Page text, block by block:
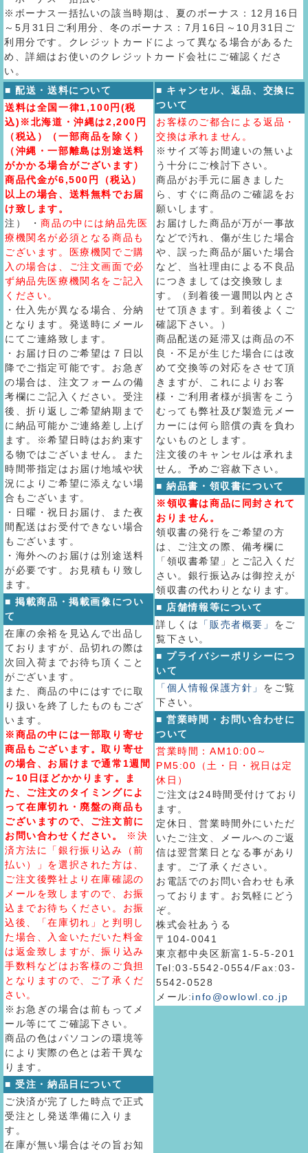
※ボーナス一括払いの該当時期は、夏のボーナス：12月16日
～5月31日ご利用分、冬のボーナス：7月16日～10月31日ご
利用分です。クレジットカードによって異なる場合があるた
め、詳細はお使いのクレジットカード会社にご確認くださ
い。
■ 配送・送料について
送料は全国一律1,100円(税
込)※北海道・沖縄は2,200円
（税込）（一部商品を除く）
（沖縄・一部離島は別途送料
がかかる場合がございます）
商品代金が6,500円（税込）
以上の場合、送料無料でお届
け致します。
注） ・商品の中には納品先医
療機関名が必須となる商品も
ございます。医療機関でご購
入の場合は、ご注文画面で必
ず納品先医療機関名をご記入
ください。
・仕入先が異なる場合、分納
となります。発送時にメール
にてご連絡致します。
・お届け日のご希望は７日以
降でご指定可能です。お急ぎ
の場合は、注文フォームの備
考欄にご記入ください。受注
後、折り返しご希望納期まで
に納品可能かご連絡差し上げ
ます。※希望日時はお約束す
る物ではございません。また
時間帯指定はお届け地域や状
況によりご希望に添えない場
合もございます。
・日曜・祝日お届け、また夜
間配送はお受付できない場合
もございます。
・海外へのお届けは別途送料
が必要です。お見積もり致し
ます。
■ 掲載商品・掲載画像につい
て
在庫の余裕を見込んで出品し
ておりますが、品切れの際は
次回入荷までお待ち頂くこと
がございます。
また、商品の中にはすでに取
り扱いを終了したものもござ
います。
※商品の中には一部取り寄せ
商品もございます。取り寄せ
の場合、お届けまで通常1週間
～10日ほどかかります。ま
た、ご注文のタイミングによ
って在庫切れ・廃盤の商品も
ございますので、ご注文前に
お問い合わせください。
※決
済方法に「銀行振り込み（前
払い）」を選択された方は、
ご注文後弊社より在庫確認の
メールを致しますので、お振
込までお待ちください。お振
込後、「在庫切れ」と判明し
た場合、入金いただいた料金
は返金致しますが、振り込み
手数料などはお客様のご負担
となりますので、ご了承くだ
さい。
※お急ぎの場合は前もってメ
ール等にてご確認下さい。
商品の色はパソコンの環境等
により実際の色とは若干異な
ります。
■ 受注・納品日について
ご決済が完了した時点で正式
受注とし発送準備に入りま
す。
在庫が無い場合はその旨お知
■ キャンセル、返品、交換に
ついて
お客様のご都合による返品・
交換は承れません。
※サイズ等お間違いの無いよ
う十分にご検討下さい。
商品がお手元に届きました
ら、すぐに商品のご確認をお
願いします。
お届けした商品が万が一事故
などで汚れ、傷が生じた場合
や、誤った商品が届いた場合
など、当社理由による不良品
につきましては交換致しま
す。（到着後一週間以内とさ
せて頂きます。到着後よくご
確認下さい。）
商品配送の延滞又は商品の不
良・不足が生じた場合には改
めて交換等の対応をさせて頂
きますが、これによりお客
様・ご利用者様が損害をこう
むっても弊社及び製造元メー
カーには何ら賠償の責を負わ
ないものとします。
注文後のキャンセルは承れま
せん。予めご容赦下さい。
■ 納品書・領収書について
※領収書は商品に同封されて
おりません。
領収書の発行をご希望の方
は、ご注文の際、備考欄に
「領収書希望」とご記入くだ
さい。銀行振込みは御控えが
領収書の代わりとなります。
■ 店舗情報等について
詳しくは
「販売者概要」 をご
覧下さい。
■ プライバシーポリシーにつ
いて
「個人情報保護方針」 をご覧
下さい。
■ 営業時間・お問い合わせに
ついて
営業時間：AM10:00～
PM5:00（土・日・祝日は定
休日）
ご注文は24時間受付けており
ます。
定休日、営業時間外にいただ
いたご注文、メールへのご返
信は翌営業日となる事があり
ます。ご了承ください。
お電話でのお問い合わせも承
っております。お気軽にどう
ぞ。
株式会社あうる
〒104-0041
東京都中央区新富1-5-5-201
Tel:03-5542-0554/Fax:03-
5542-0528
メール:info@owlowl.co.jp